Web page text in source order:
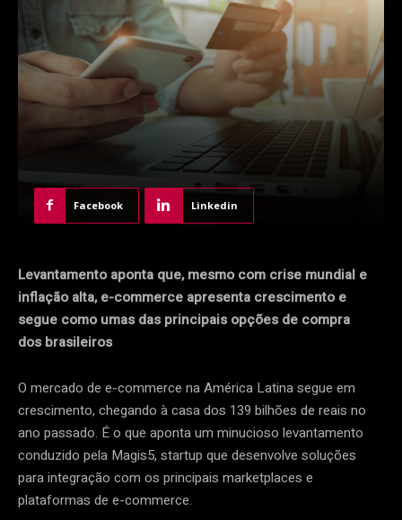
Facebook Linkedin
Levantamento aponta que, mesmo com crise mundial e
inflação alta, e-commerce apresenta crescimento e
segue como umas das principais opções de compra
dos brasileiros
O mercado de e-commerce na América Latina segue em
crescimento, chegando à casa dos 139 bilhões de reais no
ano passado. É o que aponta um minucioso levantamento
conduzido pela Magis5, startup que desenvolve soluções
para integração com os principais marketplaces e
plataformas de e-commerce.